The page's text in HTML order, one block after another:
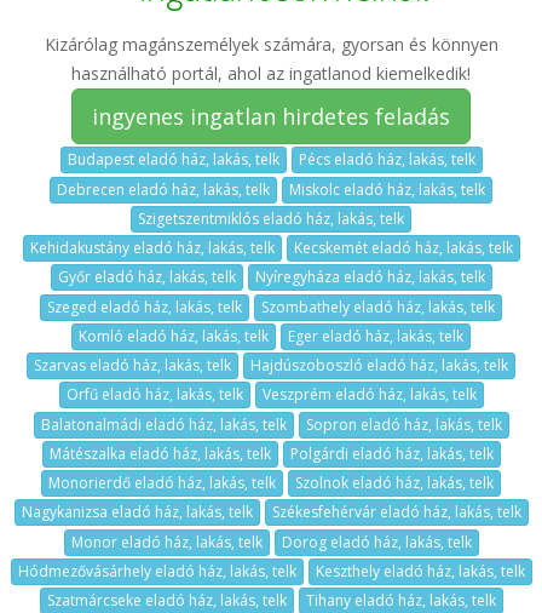
Kizárólag magánszemélyek számára, gyorsan és könnyen
használható portál, ahol az ingatlanod kiemelkedik!
ingyenes ingatlan hirdetes feladás
Budapest eladó ház, lakás, telk
Pécs eladó ház, lakás, telk
Debrecen eladó ház, lakás, telk
Miskolc eladó ház, lakás, telk
Szigetszentmiklós eladó ház, lakás, telk
Kehidakustány eladó ház, lakás, telk
Kecskemét eladó ház, lakás, telk
Győr eladó ház, lakás, telk
Nyíregyháza eladó ház, lakás, telk
Szeged eladó ház, lakás, telk
Szombathely eladó ház, lakás, telk
Komló eladó ház, lakás, telk
Eger eladó ház, lakás, telk
Szarvas eladó ház, lakás, telk
Hajdúszoboszló eladó ház, lakás, telk
Orfű eladó ház, lakás, telk
Veszprém eladó ház, lakás, telk
Balatonalmádi eladó ház, lakás, telk
Sopron eladó ház, lakás, telk
Mátészalka eladó ház, lakás, telk
Polgárdi eladó ház, lakás, telk
Monorierdő eladó ház, lakás, telk
Szolnok eladó ház, lakás, telk
Nagykanizsa eladó ház, lakás, telk
Székesfehérvár eladó ház, lakás, telk
Monor eladó ház, lakás, telk
Dorog eladó ház, lakás, telk
Hódmezővásárhely eladó ház, lakás, telk
Keszthely eladó ház, lakás, telk
Szatmárcseke eladó ház, lakás, telk
Tihany eladó ház, lakás, telk